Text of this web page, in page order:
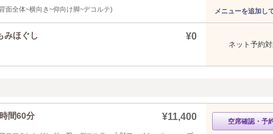
全体~横向き~仰向け脚~デコルテ) メニューを追加し
みほぐし ¥0
ネット予約
間60分 ¥11,400 空席確認・予